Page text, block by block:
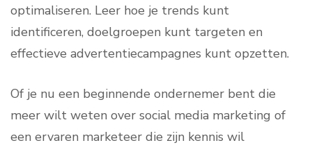
optimaliseren. Leer hoe je trends kunt
identificeren, doelgroepen kunt targeten en
effectieve advertentiecampagnes kunt opzetten.
Of je nu een beginnende ondernemer bent die
meer wilt weten over social media marketing of
een ervaren marketeer die zijn kennis wil